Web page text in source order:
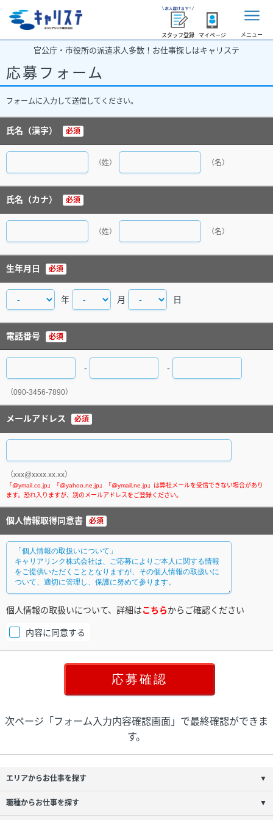
スタッフ登録 マイページ メニュー
官公庁・市役所の派遣求人多数！お仕事探しはキャリステ
応募フォーム
フォームに入力して送信してください。
氏名（漢字） 必須
（姓） （名）
氏名（カナ） 必須
（姓） （名）
生年月日 必須
年 月 日
電話番号 必須
- -
（090-3456-7890）
メールアドレス 必須
（xxx@xxxx.xx.xx）
個人情報取得同意書 必須
個人情報の取扱いについて、詳細はこちらからご確認ください
内容に同意する
次ページ「フォーム入力内容確認画面」で最終確認ができま
す。
エリアからお仕事を探す ▼
職種からお仕事を探す ▼